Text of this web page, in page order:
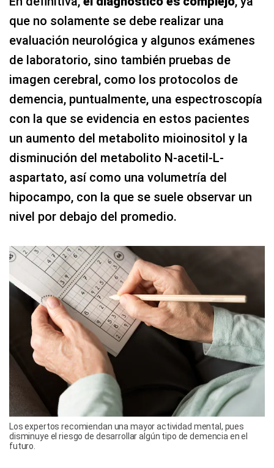
que no solamente se debe realizar una
evaluación neurológica y algunos exámenes
de laboratorio, sino también pruebas de
imagen cerebral, como los protocolos de
demencia, puntualmente, una espectroscopía
con la que se evidencia en estos pacientes
un aumento del metabolito mioinositol y la
disminución del metabolito N-acetil-L-
aspartato, así como una volumetría del
hipocampo, con la que se suele observar un
nivel por debajo del promedio.
Los expertos recomiendan una mayor actividad mental, pues
disminuye el riesgo de desarrollar algún tipo de demencia en el
futuro.